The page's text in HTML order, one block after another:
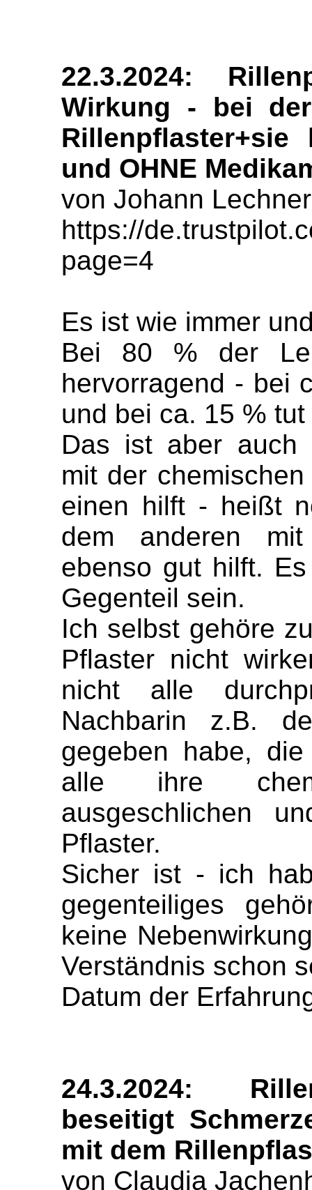
22.3.2024:
Wirkung - bei
und OHNE
von Johann Lechner
https://
page=4
Es ist wie immer
Bei 80 % der
hervorragend - bei
und bei ca. 15 %
Das ist aber auch
mit der
einen hilft - heißt
dem anderen mit
ebenso gut hilft.
Gegenteil sein.
Ich selbst gehöre
Pflaster nicht
nicht alle
Nachbarin z.B.
gegeben habe,
alle ihre
ausgeschlichen
Pflaster.
Sicher ist - ich
gegenteiliges
keine
Verständnis schon
Datum der
24.3.2024:
beseitigt
mit dem
von Claudia